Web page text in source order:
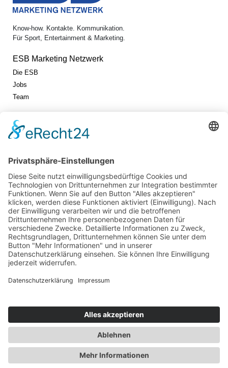
Know-how. Kontakte. Kommunikation.
Für Sport, Entertainment & Marketing.
ESB Marketing Netzwerk
Die ESB
Jobs
Team
Jetzt vernetzen!
Die ESB auf LinkedIn
Newsletter abonnieren
Events
360° ENTERTAINMENT
eps ARENA SUMMIT
FANCOMMERCE FORUM
MARKENFESTIVAL
Markenforum
SCHWEIZER MARKENKONGRESS
SPORT.FORUM.SCHWEIZ
SPORT.TOURISMUS.FORUM